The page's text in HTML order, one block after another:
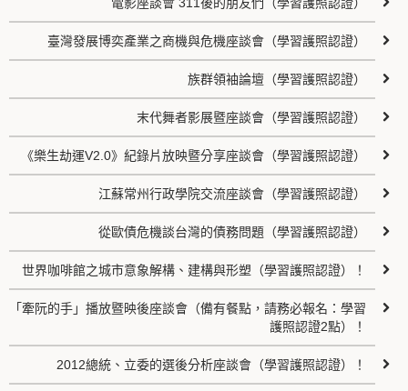
臺灣發展博奕產業之商機與危機座談會（學習護照認證）
族群領袖論壇（學習護照認證）
末代舞者影展暨座談會（學習護照認證）
《樂生劫運V2.0》紀錄片放映暨分享座談會（學習護照認證）
江蘇常州行政學院交流座談會（學習護照認證）
從歐債危機談台灣的債務問題（學習護照認證）
世界咖啡館之城市意象解構、建構與形塑（學習護照認證）！
「牽阮的手」播放暨映後座談會（備有餐點，請務必報名：學習
護照認證2點）！
2012總統、立委的選後分析座談會（學習護照認證）！